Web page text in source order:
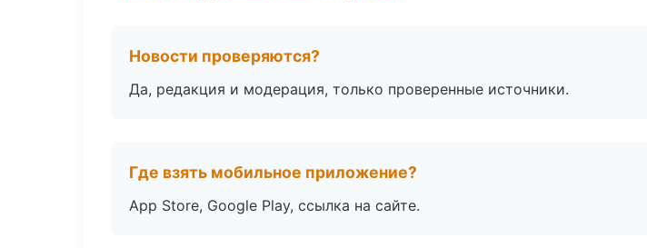
Новости проверяются?
Да, редакция и модерация, только проверенные источники.
Где взять мобильное приложение?
App Store, Google Play, ссылка на сайте.